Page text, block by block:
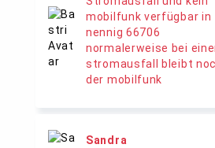
mobilfunk verfügbar in
nennig 66706
normalerweise bei
stromausfall bleibt
der mobilfunk
Sandra